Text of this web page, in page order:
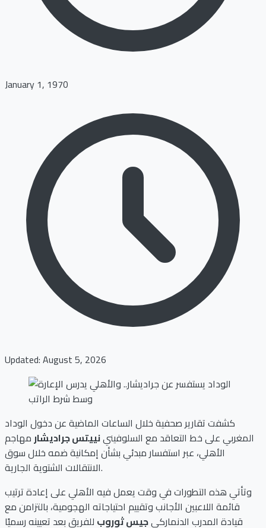
January 1, 1970
Updated: August 5, 2026
كشفت تقارير صحفية خلال الساعات الماضية عن دخول الوداد
المغربي على خط التعاقد مع السلوفينينييتس جراديشار مهاجم
الأهلي، عبر استفسار مبدئي بشأن إمكانية ضمه خلال سوق
الانتقالات الشتوية الجارية.
وتأتي هذه التطورات في وقت يعمل فيه الأهلي على إعادة ترتيب
قائمة اللاعبين الأجانب وتقييم احتياجاته الهجومية، بالتزامن مع
قيادة المدرب الدنماركيجيس ثوروب للفريق بعد تعيينه رسميًا